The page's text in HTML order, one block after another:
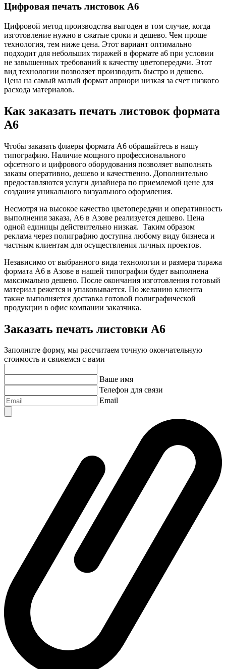
Цифровая печать листовок А6
Цифровой метод производства выгоден в том случае, когда
изготовление нужно в сжатые сроки и дешево. Чем проще
технология, тем ниже цена. Этот вариант оптимально
подходит для небольших тиражей в формате а6 при условии
не завышенных требований к качеству цветопередачи. Этот
вид технологии позволяет производить быстро и дешево.
Цена на самый малый формат априори низкая за счет низкого
расхода материалов.
Как заказать печать листовок формата
А6
Чтобы заказать флаеры формата А6 обращайтесь в нашу
типографию. Наличие мощного профессионального
офсетного и цифрового оборудования позволяет выполнять
заказы оперативно, дешево и качественно. Дополнительно
предоставляются услуги дизайнера по приемлемой цене для
создания уникального визуального оформления.
Несмотря на высокое качество цветопередачи и оперативность
выполнения заказа, А6 в Азове реализуется дешево. Цена
одной единицы действительно низкая. Таким образом
реклама через полиграфию доступна любому виду бизнеса и
частным клиентам для осуществления личных проектов.
Независимо от выбранного вида технологии и размера тиража
формата А6 в Азове в нашей типографии будет выполнена
максимально дешево. После окончания изготовления готовый
материал режется и упаковывается. По желанию клиента
также выполняется доставка готовой полиграфической
продукции в офис компании заказчика.
Заказать печать листовки А6
Заполните форму, мы рассчитаем точную окончательную
стоимость и свяжемся с вами
Ваше имя
Телефон для связи
Email